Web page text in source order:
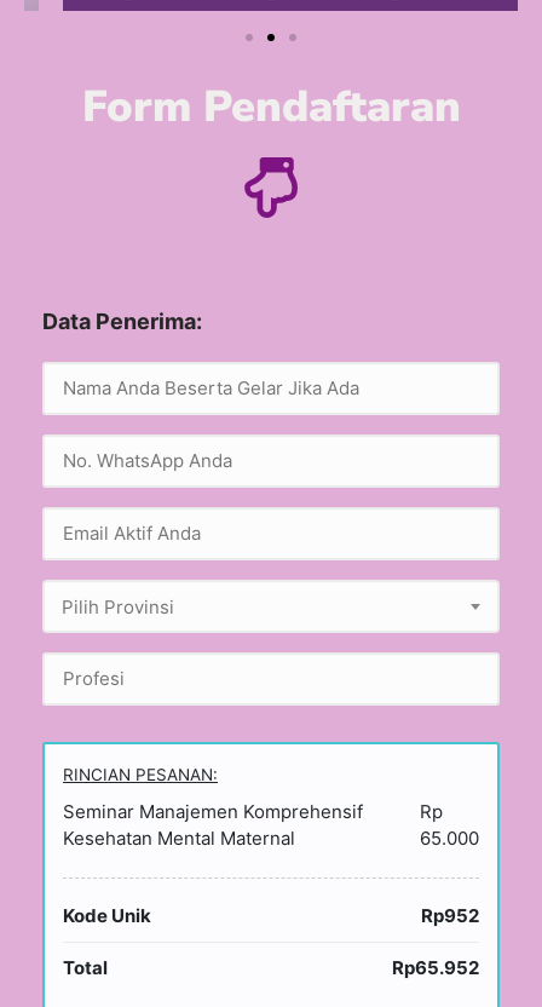
Form Pendaftaran
Data Penerima:
Pilih Provinsi
RINCIAN PESANAN:
Seminar Manajemen Komprehensif
Kesehatan Mental Maternal
Rp
65.000
Kode Unik Rp952
Total Rp65.952